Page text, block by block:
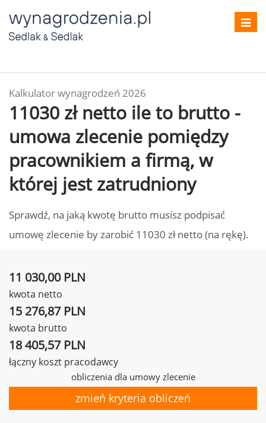
Kalkulator wynagrodzeń 2026
11030 zł netto ile to brutto -
umowa zlecenie pomiędzy
pracownikiem a firmą, w
której jest zatrudniony
Sprawdź, na jaką kwotę brutto musisz podpisać
umowę zlecenie by zarobić 11030 zł netto (na rękę).
11 030,00 PLN
kwota netto
15 276,87 PLN
kwota brutto
18 405,57 PLN
łączny koszt pracodawcy
obliczenia dla umowy zlecenie
zmień kryteria obliczeń